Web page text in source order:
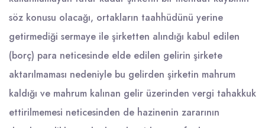
söz konusu olacağı, ortakların taahhüdünü yerine
getirmediği sermaye ile şirketten alındığı kabul edilen
(borç) para neticesinde elde edilen gelirin şirkete
aktarılmaması nedeniyle bu gelirden şirketin mahrum
kaldığı ve mahrum kalınan gelir üzerinden vergi tahakkuk
ettirilmemesi neticesinden de hazinenin zararının